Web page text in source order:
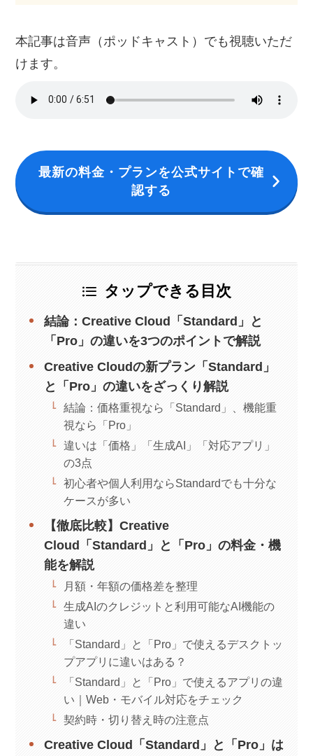
本記事は音声（ポッドキャスト）でも視聴いただ
けます。
最新の料金・プランを公式サイトで確
認する
タップできる目次
結論：Creative Cloud「Standard」と
「Pro」の違いを3つのポイントで解説
Creative Cloudの新プラン「Standard」
と「Pro」の違いをざっくり解説
結論：価格重視なら「Standard」、機能重
視なら「Pro」
違いは「価格」「生成AI」「対応アプリ」
の3点
初心者や個人利用ならStandardでも十分な
ケースが多い
【徹底比較】Creative
Cloud「Standard」と「Pro」の料金・機
能を解説
月額・年額の価格差を整理
生成AIのクレジットと利用可能なAI機能の
違い
「Standard」と「Pro」で使えるデスクトッ
プアプリに違いはある？
「Standard」と「Pro」で使えるアプリの違
い｜Web・モバイル対応をチェック
契約時・切り替え時の注意点
Creative Cloud「Standard」と「Pro」は